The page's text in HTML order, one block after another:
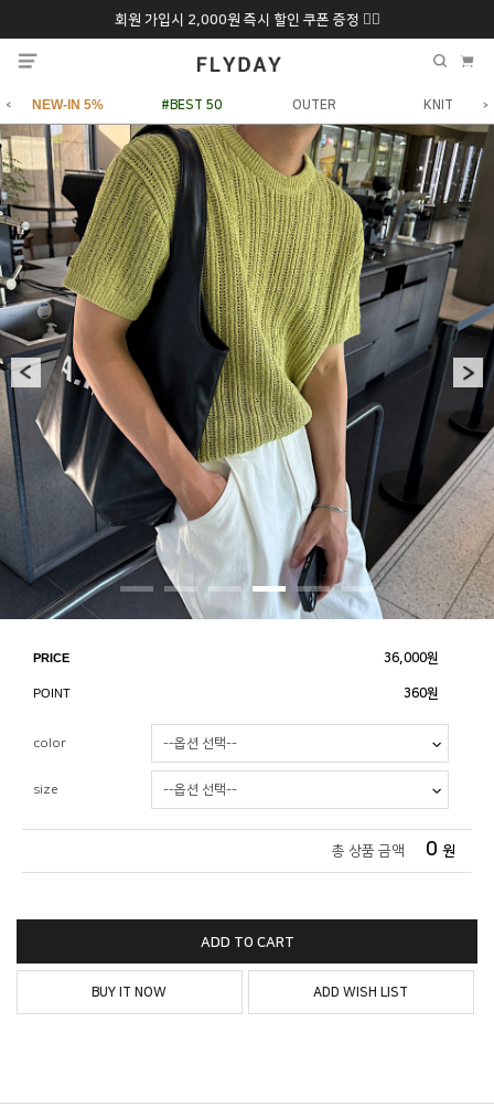
회원 가입시 2,000원 즉시 할인 쿠폰 증정 ❤️‍🔥
추석 특별 할인 10~20% 9/6 화 ~ 9/12월
NEW-IN 5% #BEST 50 OUTER KNIT
PRICE 36,000원
POINT 360원
color
size
총 상품 금액 0 원
ADD TO CART
BUY IT NOW ADD WISH LIST